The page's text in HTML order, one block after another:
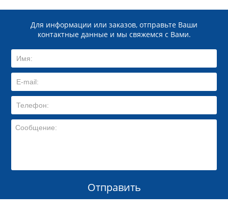
Для информации или заказов, отправьте Ваши
контактные данные и мы свяжемся с Вами.
Отправить